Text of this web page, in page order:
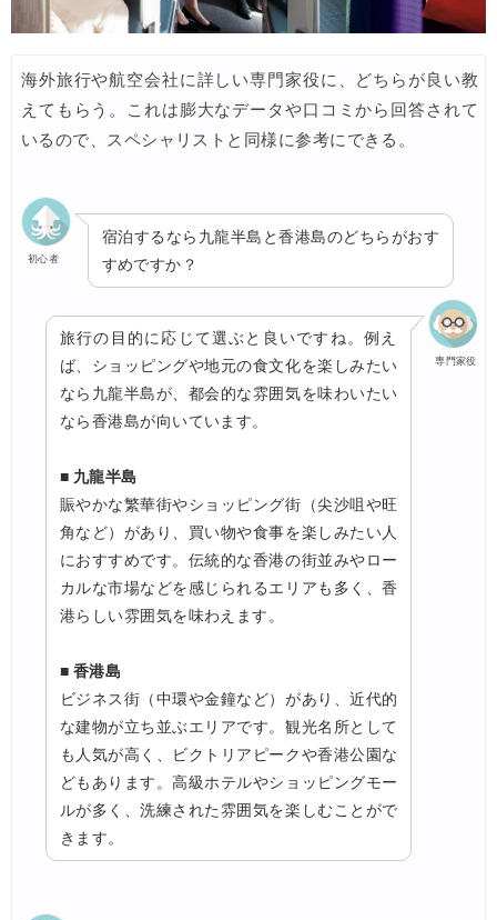
海外旅行や航空会社に詳しい専門家役に、どちらが良い教
えてもらう。これは膨大なデータや口コミから回答されて
いるので、スペシャリストと同様に参考にできる。
初心者
宿泊するなら九龍半島と香港島のどちらがおす
すめですか？
専門家役
旅行の目的に応じて選ぶと良いですね。例え
ば、ショッピングや地元の食文化を楽しみたい
なら九龍半島が、都会的な雰囲気を味わいたい
なら香港島が向いています。
■ 九龍半島
賑やかな繁華街やショッピング街（尖沙咀や旺
角など）があり、買い物や食事を楽しみたい人
におすすめです。伝統的な香港の街並みやロー
カルな市場などを感じられるエリアも多く、香
港らしい雰囲気を味わえます。
■ 香港島
ビジネス街（中環や金鐘など）があり、近代的
な建物が立ち並ぶエリアです。観光名所として
も人気が高く、ビクトリアピークや香港公園な
どもあります。高級ホテルやショッピングモー
ルが多く、洗練された雰囲気を楽しむことがで
きます。